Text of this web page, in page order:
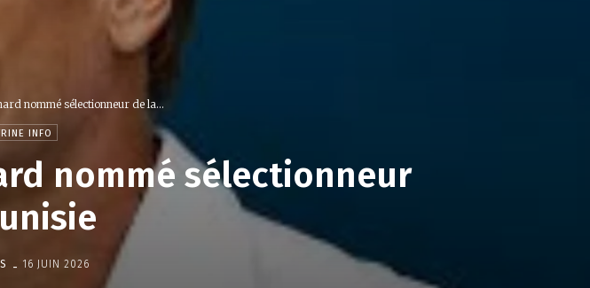
nommé sélectionneur de la...
INFO
nommé sélectionneur
- 16 JUIN 2026